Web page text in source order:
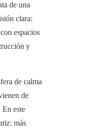
de una
clara:
espacios
y
de calma
de
este
más